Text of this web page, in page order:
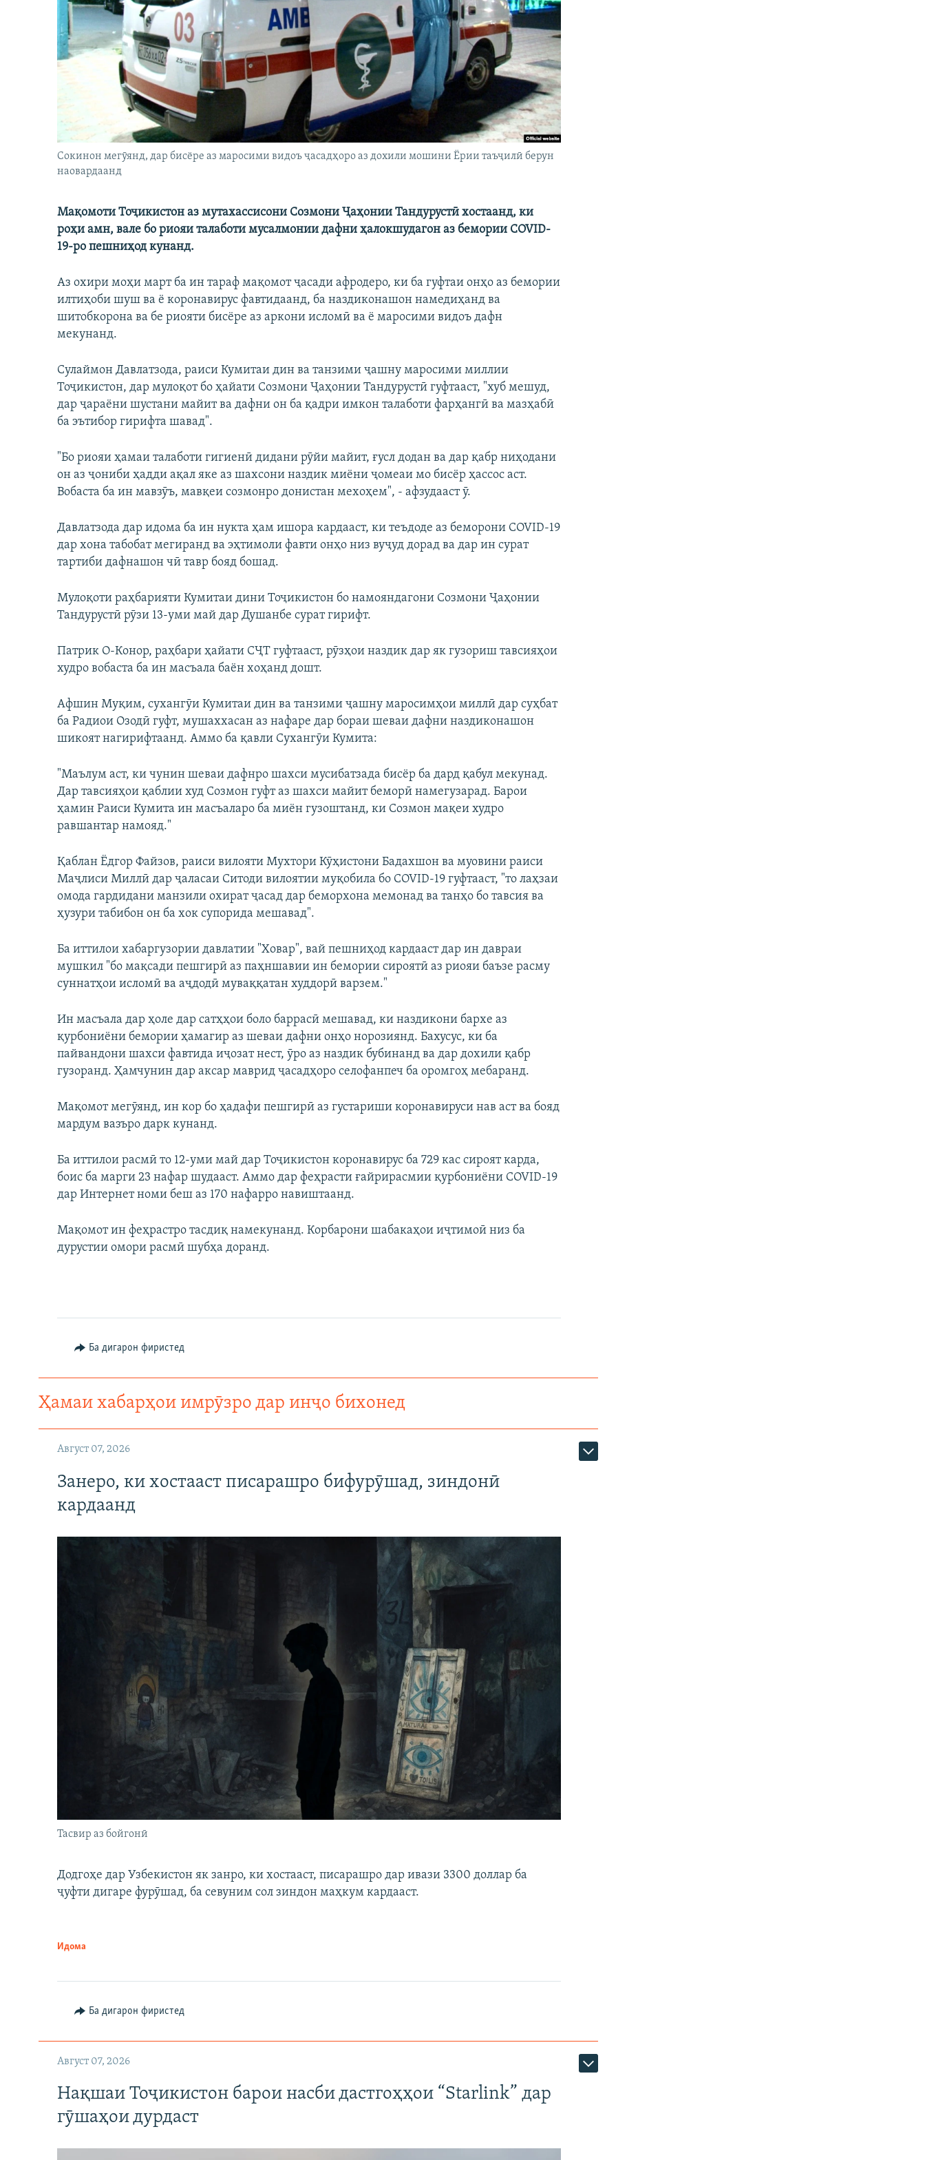
Сокинон мегӯянд, дар бисёре аз маросими видоъ ҷасадҳоро аз дохили мошини Ёрии таъҷилӣ берун
наовардаанд
Мақомоти Тоҷикистон аз мутахассисони Созмони Ҷаҳонии Тандурустӣ хостаанд, ки
роҳи амн, вале бо риояи талаботи мусалмонии дафни ҳалокшудагон аз бемории COVID-
19-ро пешниҳод кунанд.
Аз охири моҳи март ба ин тараф мақомот ҷасади афродеро, ки ба гуфтаи онҳо аз бемории
илтиҳоби шуш ва ё коронавирус фавтидаанд, ба наздиконашон намедиҳанд ва
шитобкорона ва бе риояти бисёре аз аркони исломӣ ва ё маросими видоъ дафн
мекунанд.
Сулаймон Давлатзода, раиси Кумитаи дин ва танзими ҷашну маросими миллии
Тоҷикистон, дар мулоқот бо ҳайати Созмони Ҷаҳонии Тандурустӣ гуфтааст, "хуб мешуд,
дар ҷараёни шустани майит ва дафни он ба қадри имкон талаботи фарҳангӣ ва мазҳабӣ
ба эътибор гирифта шавад".
"Бо риояи ҳамаи талаботи гигиенӣ дидани рӯйи майит, ғусл додан ва дар қабр ниҳодани
он аз ҷониби ҳадди ақал яке аз шахсони наздик миёни ҷомеаи мо бисёр ҳассос аст.
Вобаста ба ин мавзӯъ, мавқеи созмонро донистан мехоҳем", - афзудааст ӯ.
Давлатзода дар идома ба ин нукта ҳам ишора кардааст, ки теъдоде аз беморони COVID-19
дар хона табобат мегиранд ва эҳтимоли фавти онҳо низ вуҷуд дорад ва дар ин сурат
тартиби дафнашон чӣ тавр бояд бошад.
Мулоқоти раҳбарияти Кумитаи дини Тоҷикистон бо намояндагони Созмони Ҷаҳонии
Тандурустӣ рӯзи 13-уми май дар Душанбе сурат гирифт.
Патрик О-Конор, раҳбари ҳайати СҶТ гуфтааст, рӯзҳои наздик дар як гузориш тавсияҳои
худро вобаста ба ин масъала баён хоҳанд дошт.
Афшин Муқим, сухангӯи Кумитаи дин ва танзими ҷашну маросимҳои миллӣ дар суҳбат
ба Радиои Озодӣ гуфт, мушаххасан аз нафаре дар бораи шеваи дафни наздиконашон
шикоят нагирифтаанд. Аммо ба қавли Сухангӯи Кумита:
"Маълум аст, ки чунин шеваи дафнро шахси мусибатзада бисёр ба дард қабул мекунад.
Дар тавсияҳои қаблии худ Созмон гуфт аз шахси майит беморӣ намегузарад. Барои
ҳамин Раиси Кумита ин масъаларо ба миён гузоштанд, ки Созмон мақеи худро
равшантар намояд."
Қаблан Ёдгор Файзов, раиси вилояти Мухтори Кӯҳистони Бадахшон ва муовини раиси
Маҷлиси Миллӣ дар ҷаласаи Ситоди вилоятии муқобила бо COVID-19 гуфтааст, ​"то лаҳзаи
омода гардидани манзили охират ҷасад дар беморхона мемонад ва танҳо бо тавсия ва
ҳузури табибон он ба хок супорида мешавад".
Ба иттилои хабаргузории давлатии "Ховар", вай пешниҳод кардааст дар ин давраи
мушкил "бо мақсади пешгирӣ аз паҳншавии ин бемории сироятӣ аз риояи баъзе расму
суннатҳои исломӣ ва аҷдодӣ муваққатан худдорӣ варзем."
Ин масъала дар ҳоле дар сатҳҳои боло баррасӣ мешавад, ки наздикони бархе аз
қурбониёни бемории ҳамагир аз шеваи дафни онҳо норозиянд. Бахусус, ки ба
пайвандони шахси фавтида иҷозат нест, ӯро аз наздик бубинанд ва дар дохили қабр
гузоранд. Ҳамчунин дар аксар маврид ҷасадҳоро селофанпеч ба оромгоҳ мебаранд.
Мақомот мегӯянд, ин кор бо ҳадафи пешгирӣ аз густариши коронавируси нав аст ва бояд
мардум вазъро дарк кунанд.
Ба иттилои расмӣ то 12-уми май дар Тоҷикистон коронавирус ба 729 кас сироят карда,
боис ба марги 23 нафар шудааст. Аммо дар феҳрасти ғайрирасмии қурбониёни COVID-19
дар Интернет номи беш аз 170 нафарро навиштаанд.
Мақомот ин феҳрастро тасдиқ намекунанд. Корбарони шабакаҳои иҷтимоӣ низ ба
дурустии омори расмӣ шубҳа доранд.
Ба дигарон фиристед
Ҳамаи хабарҳои имрӯзро дар инҷо бихонед
Август 07, 2026
Занеро, ки хостааст писарашро бифурӯшад, зиндонӣ
кардаанд
Тасвир аз бойгонӣ
Додгоҳе дар Узбекистон як занро, ки хостааст, писарашро дар ивази 3300 доллар ба
ҷуфти дигаре фурӯшад, ба севуним сол зиндон маҳкум кардааст.
Идома
Ба дигарон фиристед
Август 07, 2026
Нақшаи Тоҷикистон барои насби дастгоҳҳои “Starlink” дар
гӯшаҳои дурдаст